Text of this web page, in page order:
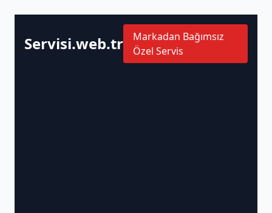
Servisi.web.tr
Markadan Bağımsız
Özel Servis